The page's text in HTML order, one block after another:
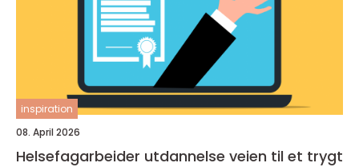
inspiration
08. April 2026
Helsefagarbeider utdannelse veien til et trygt